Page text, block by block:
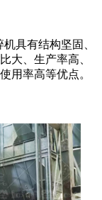
具有结构坚固、
大、生产率高、
用率高等优点。